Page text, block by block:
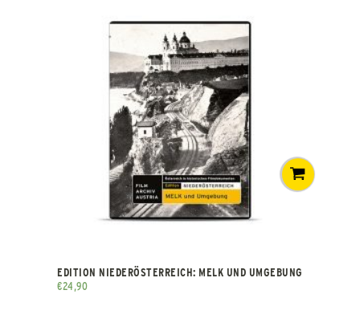
EDITION NIEDERÖSTERREICH: MELK UND UMGEBUNG
€24,90